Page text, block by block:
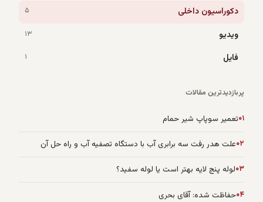
دکوراسیون داخلی ۵
ویدیو ۱۳
فایل ۱
پربازدیدترین مقالات
۰۱تعمیر سوپاپ شیر حمام
۰۲علت هدر رفت سه برابری آب با دستگاه تصفیه آب و راه حل آن
۰۳لوله پنج لایه بهتر است یا لوله سفید؟
۰۴حفاظت شده: آقای بحری